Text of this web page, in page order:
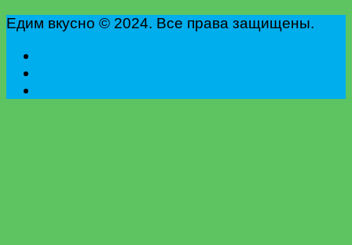
Едим вкусно © 2024. Все права защищены.